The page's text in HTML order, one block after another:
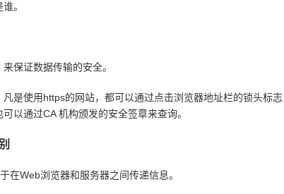
。
保证数据传输的安全。
使用https的网站，都可以通过点击浏览器地址栏的锁头标志
以通过CA 机构颁发的安全签章来查询。
Web浏览器和服务器之间传递信息。